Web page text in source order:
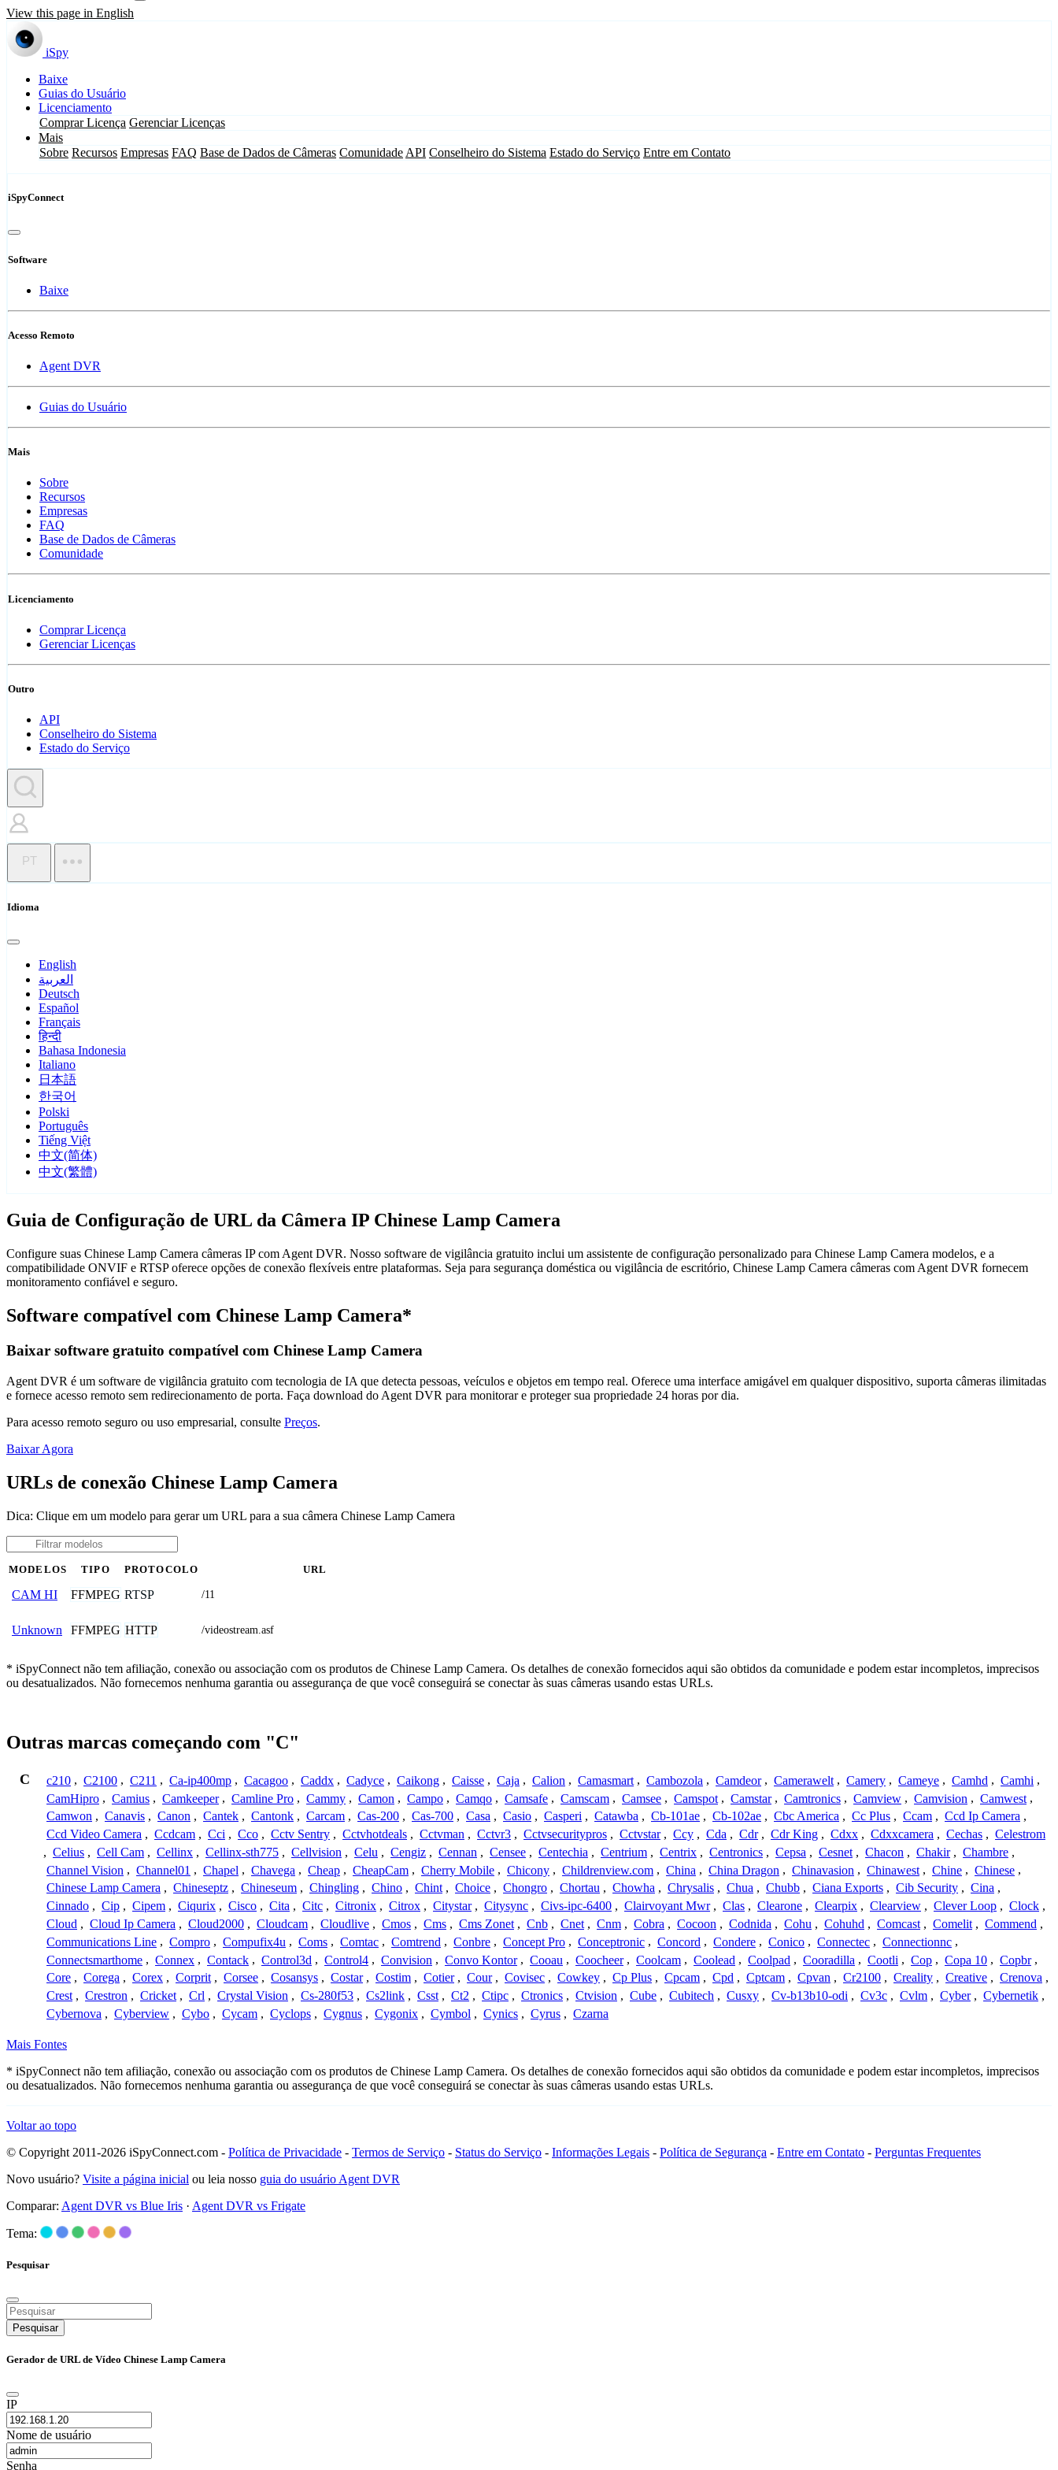
View this page in English
iSpy
Baixe
Guias do Usuário
Licenciamento
Comprar Licença Gerenciar Licenças
Mais
Sobre Recursos Empresas FAQ Base de Dados de Câmeras Comunidade API Conselheiro do Sistema Estado do Serviço Entre em Contato
iSpyConnect
Software
Baixe
Acesso Remoto
Agent DVR
Guias do Usuário
Mais
Sobre
Recursos
Empresas
FAQ
Base de Dados de Câmeras
Comunidade
Licenciamento
Comprar Licença
Gerenciar Licenças
Outro
API
Conselheiro do Sistema
Estado do Serviço
PT
Idioma
English
العربية
Deutsch
Español
Français
हिन्दी
Bahasa Indonesia
Italiano
日本語
한국어
Polski
Português
Tiếng Việt
中文(简体)
中文(繁體)
Guia de Configuração de URL da Câmera IP Chinese Lamp Camera
Configure suas Chinese Lamp Camera câmeras IP com Agent DVR. Nosso software de vigilância gratuito inclui um assistente de configuração personalizado para Chinese Lamp Camera modelos, e a
compatibilidade ONVIF e RTSP oferece opções de conexão flexíveis entre plataformas. Seja para segurança doméstica ou vigilância de escritório, Chinese Lamp Camera câmeras com Agent DVR fornecem
monitoramento confiável e seguro.
Software compatível com Chinese Lamp Camera*
Baixar software gratuito compatível com Chinese Lamp Camera
Agent DVR é um software de vigilância gratuito com tecnologia de IA que detecta pessoas, veículos e objetos em tempo real. Oferece uma interface amigável em qualquer dispositivo, suporta câmeras ilimitadas
e fornece acesso remoto sem redirecionamento de porta. Faça download do Agent DVR para monitorar e proteger sua propriedade 24 horas por dia.
Para acesso remoto seguro ou uso empresarial, consulte Preços.
Baixar Agora
URLs de conexão Chinese Lamp Camera
Dica: Clique em um modelo para gerar um URL para a sua câmera Chinese Lamp Camera
MODELOS TIPO PROTOCOLO URL
CAM HI FFMPEG RTSP /11
Unknown FFMPEG HTTP /videostream.asf
* iSpyConnect não tem afiliação, conexão ou associação com os produtos de Chinese Lamp Camera. Os detalhes de conexão fornecidos aqui são obtidos da comunidade e podem estar incompletos, imprecisos
ou desatualizados. Não fornecemos nenhuma garantia ou assegurança de que você conseguirá se conectar às suas câmeras usando estas URLs.
Outras marcas começando com "C"
C c210 , C2100 , C211 , Ca-ip400mp , Cacagoo , Caddx , Cadyce , Caikong , Caisse , Caja , Calion , Camasmart , Cambozola , Camdeor , Camerawelt , Camery , Cameye , Camhd , Camhi ,
CamHipro , Camius , Camkeeper , Camline Pro , Cammy , Camon , Campo , Camqo , Camsafe , Camscam , Camsee , Camspot , Camstar , Camtronics , Camview , Camvision , Camwest ,
Camwon , Canavis , Canon , Cantek , Cantonk , Carcam , Cas-200 , Cas-700 , Casa , Casio , Casperi , Catawba , Cb-101ae , Cb-102ae , Cbc America , Cc Plus , Ccam , Ccd Ip Camera ,
Ccd Video Camera , Ccdcam , Cci , Cco , Cctv Sentry , Cctvhotdeals , Cctvman , Cctvr3 , Cctvsecuritypros , Cctvstar , Ccy , Cda , Cdr , Cdr King , Cdxx , Cdxxcamera , Cechas , Celestrom
, Celius , Cell Cam , Cellinx , Cellinx-sth775 , Cellvision , Celu , Cengiz , Cennan , Censee , Centechia , Centrium , Centrix , Centronics , Cepsa , Cesnet , Chacon , Chakir , Chambre ,
Channel Vision , Channel01 , Chapel , Chavega , Cheap , CheapCam , Cherry Mobile , Chicony , Childrenview.com , China , China Dragon , Chinavasion , Chinawest , Chine , Chinese ,
Chinese Lamp Camera , Chineseptz , Chineseum , Chingling , Chino , Chint , Choice , Chongro , Chortau , Chowha , Chrysalis , Chua , Chubb , Ciana Exports , Cib Security , Cina ,
Cinnado , Cip , Cipem , Ciqurix , Cisco , Cita , Citc , Citronix , Citrox , Citystar , Citysync , Civs-ipc-6400 , Clairvoyant Mwr , Clas , Clearone , Clearpix , Clearview , Clever Loop , Clock ,
Cloud , Cloud Ip Camera , Cloud2000 , Cloudcam , Cloudlive , Cmos , Cms , Cms Zonet , Cnb , Cnet , Cnm , Cobra , Cocoon , Codnida , Cohu , Cohuhd , Comcast , Comelit , Commend ,
Communications Line , Compro , Compufix4u , Coms , Comtac , Comtrend , Conbre , Concept Pro , Conceptronic , Concord , Condere , Conico , Connectec , Connectionnc ,
Connectsmarthome , Connex , Contack , Control3d , Control4 , Convision , Convo Kontor , Cooau , Coocheer , Coolcam , Coolead , Coolpad , Cooradilla , Cootli , Cop , Copa 10 , Copbr ,
Core , Corega , Corex , Corprit , Corsee , Cosansys , Costar , Costim , Cotier , Cour , Covisec , Cowkey , Cp Plus , Cpcam , Cpd , Cptcam , Cpvan , Cr2100 , Creality , Creative , Crenova ,
Crest , Crestron , Cricket , Crl , Crystal Vision , Cs-280f53 , Cs2link , Csst , Ct2 , Ctipc , Ctronics , Ctvision , Cube , Cubitech , Cusxy , Cv-b13b10-odi , Cv3c , Cvlm , Cyber , Cybernetik ,
Cybernova , Cyberview , Cybo , Cycam , Cyclops , Cygnus , Cygonix , Cymbol , Cynics , Cyrus , Czarna
Mais Fontes
* iSpyConnect não tem afiliação, conexão ou associação com os produtos de Chinese Lamp Camera. Os detalhes de conexão fornecidos aqui são obtidos da comunidade e podem estar incompletos, imprecisos
ou desatualizados. Não fornecemos nenhuma garantia ou assegurança de que você conseguirá se conectar às suas câmeras usando estas URLs.
Voltar ao topo
© Copyright 2011-2026 iSpyConnect.com - Política de Privacidade - Termos de Serviço - Status do Serviço - Informações Legais - Política de Segurança - Entre em Contato - Perguntas Frequentes
Novo usuário? Visite a página inicial ou leia nosso guia do usuário Agent DVR
Comparar: Agent DVR vs Blue Iris · Agent DVR vs Frigate
Tema:
Pesquisar
Pesquisar
Gerador de URL de Vídeo Chinese Lamp Camera
IP
Nome de usuário
Senha